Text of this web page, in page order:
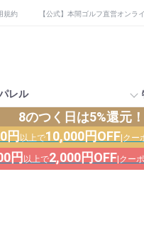
規約 【公式】本間ゴルフ直営オンラ
レル
8のつく日は5%還元！
円 以上で10,000円OFF |クー
円 以上で2,000円OFF |クー